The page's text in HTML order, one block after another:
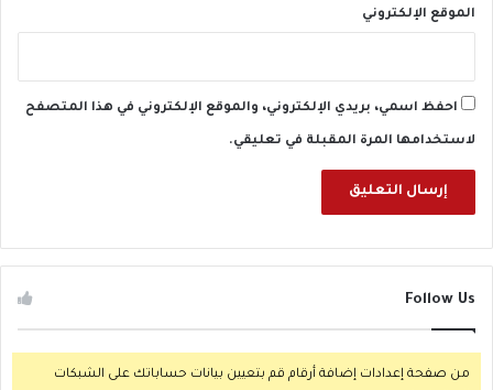
الموقع الإلكتروني
احفظ اسمي، بريدي الإلكتروني، والموقع الإلكتروني في هذا المتصفح
لاستخدامها المرة المقبلة في تعليقي.
Follow Us
من صفحة إعدادات إضافة أرقام قم بتعيين بيانات حساباتك على الشبكات